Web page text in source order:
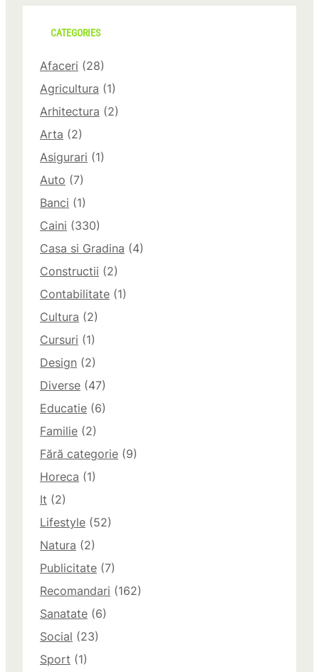
CATEGORIES
Afaceri (28)
Agricultura (1)
Arhitectura (2)
Arta (2)
Asigurari (1)
Auto (7)
Banci (1)
Caini (330)
Casa si Gradina (4)
Constructii (2)
Contabilitate (1)
Cultura (2)
Cursuri (1)
Design (2)
Diverse (47)
Educatie (6)
Familie (2)
Fără categorie (9)
Horeca (1)
It (2)
Lifestyle (52)
Natura (2)
Publicitate (7)
Recomandari (162)
Sanatate (6)
Social (23)
Sport (1)